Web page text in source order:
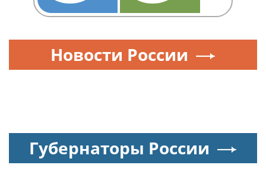
Новости России
Губернаторы России